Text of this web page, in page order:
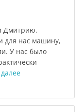
Дмитрию.
для нас машину,
У нас было